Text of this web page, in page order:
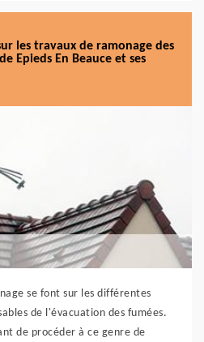
les travaux de ramonage des
Epieds En Beauce et ses
se font sur les différentes
de l'évacuation des fumées.
de procéder à ce genre de